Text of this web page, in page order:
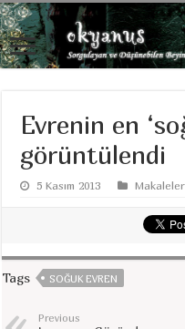
Evrenin en
görüntülendi
5 Kasım 2013 Makaleler
Tags SOĞUK EVREN
Previous